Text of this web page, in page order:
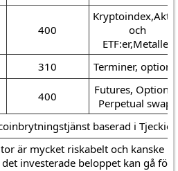
400
och
ETF:er,Metaller
310 Terminer,
400
Futures,
Perpetual swaps
baserad i Tjeckien
är mycket riskabelt och kanske
det investerade beloppet kan gå